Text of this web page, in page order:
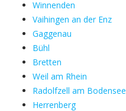
Winnenden
Vaihingen an der Enz
Gaggenau
Bühl
Bretten
Weil am Rhein
Radolfzell am Bodensee
Herrenberg